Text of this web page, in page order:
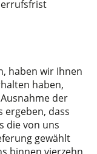
haben wir Ihnen
haben,
der
ergeben, dass
die von uns
gewählt